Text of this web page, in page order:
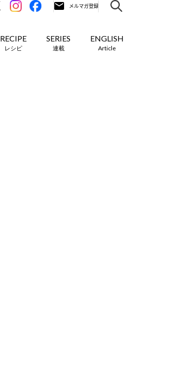
RECIPE
レシピ
SERIES
連載
ENGLISH
Article